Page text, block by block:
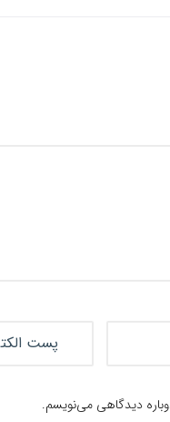
دیدگاهی می‌نویسم.